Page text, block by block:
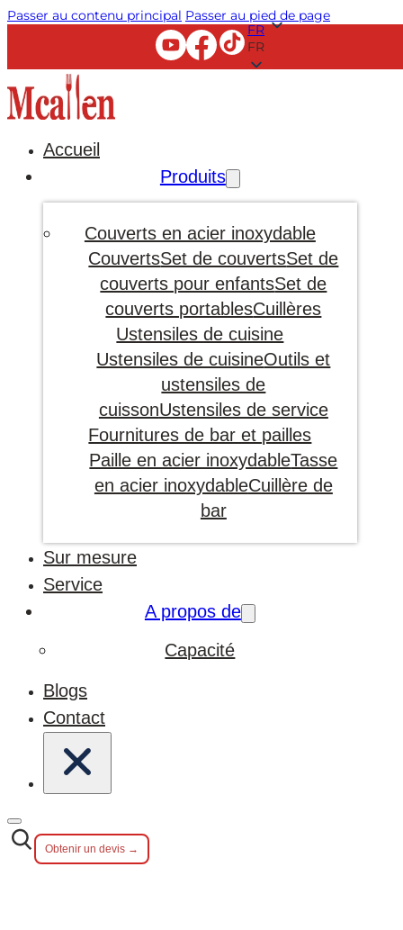
Passer au contenu principal Passer au pied de page
FR
FR
Accueil
Produits
Couverts en acier inoxydable
CouvertsSet de couvertsSet de
couverts pour enfantsSet de
couverts portablesCuillères
Ustensiles de cuisine
Ustensiles de cuisineOutils et
ustensiles de
cuissonUstensiles de service
Fournitures de bar et pailles
Paille en acier inoxydableTasse
en acier inoxydableCuillère de
bar
Sur mesure
Service
A propos de
Capacité
Blogs
Contact
Obtenir un devis →